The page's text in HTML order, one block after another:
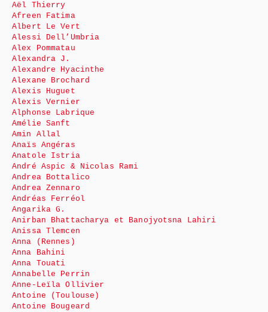
Aël Thierry
Afreen Fatima
Albert Le Vert
Alessi Dell’Umbria
Alex Pommatau
Alexandra J.
Alexandre Hyacinthe
Alexane Brochard
Alexis Huguet
Alexis Vernier
Alphonse Labrique
Amélie Sanft
Amin Allal
Anaïs Angéras
Anatole Istria
André Aspic & Nicolas Rami
Andrea Bottalico
Andrea Zennaro
Andréas Ferréol
Angarika G.
Anirban Bhattacharya et Banojyotsna Lahiri
Anissa Tlemcen
Anna (Rennes)
Anna Bahini
Anna Touati
Annabelle Perrin
Anne-Leïla Ollivier
Antoine (Toulouse)
Antoine Bougeard